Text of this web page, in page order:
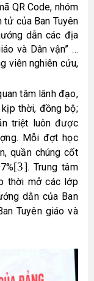
QR Code, nhóm
của Ban Tuyên
dẫn các địa
và Dân vận” …
viên nghiên cứu,
tâm lãnh đạo,
thời, đồng bộ;
triệt luôn được
Mỗi đợt học
quần chúng cốt
[3]. Trung tâm
thời mở các lớp
dẫn của Ban
Tuyên giáo và